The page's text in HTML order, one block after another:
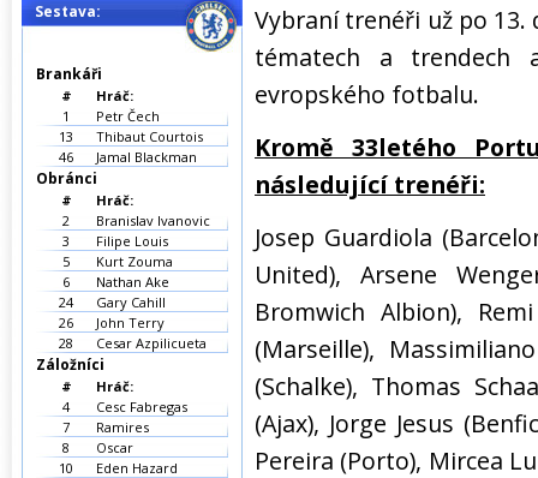
Vybraní trenéři už po
tématech a trendech
evropského fotbalu.
Kromě 33letého
následující trenéři:
Josep Guardiola
United), Arsene
Bromwich Albion),
(Marseille),
(Schalke), Thomas
(Ajax), Jorge Jesus
Pereira (Porto), Mircea
Sestava:
Brankáři
#
Hráč:
1
Petr Čech
13
Thibaut Courtois
46
Jamal Blackman
Obránci
#
Hráč:
2
Branislav Ivanovic
3
Filipe Louis
5
Kurt Zouma
6
Nathan Ake
24
Gary Cahill
26
John Terry
28
Cesar Azpilicueta
Záložníci
#
Hráč:
4
Cesc Fabregas
7
Ramires
8
Oscar
10
Eden Hazard